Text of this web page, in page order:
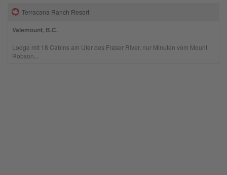
Terracana Ranch Resort
Valemount, B.C.
Lodge mit 18 Cabins am Ufer des Fraser River, nur Minuten vom Mount
Robson...